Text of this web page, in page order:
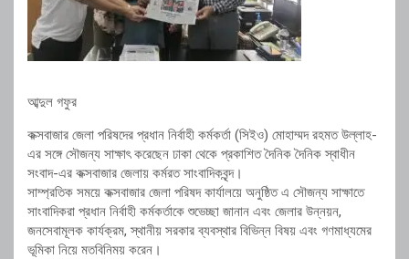
আব্দুল গফুর
কক্সবাজার জেলা পরিষদের প্রধান নির্বাহী কর্মকর্তা (সিইও) মোহাম্মদ রহমত উল্লাহ-
এর সঙ্গে সৌজন্য সাক্ষাৎ করেছেন ঢাকা থেকে প্রকাশিত দৈনিক দৈনিক স্বাধীন
সংবাদ-এর কক্সবাজার জেলায় কর্মরত সাংবাদিকবৃন্দ।
সাম্প্রতিক সময়ে কক্সবাজার জেলা পরিষদ কার্যালয়ে অনুষ্ঠিত এ সৌজন্য সাক্ষাতে
সাংবাদিকরা প্রধান নির্বাহী কর্মকর্তাকে শুভেচ্ছা জানান এবং জেলার উন্নয়ন,
জনসেবামূলক কার্যক্রম, স্থানীয় সরকার ব্যবস্থার বিভিন্ন বিষয় এবং গণমাধ্যমের
ভূমিকা নিয়ে মতবিনিময় করেন।